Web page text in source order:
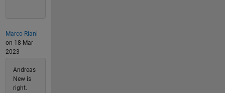
Marco Riani
on 18 Mar
2023
Andreas
New is
right.